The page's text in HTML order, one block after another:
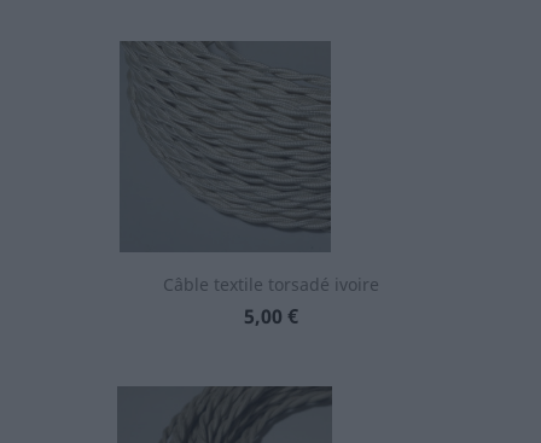
Câble textile torsadé ivoire
Prix
5,00 €